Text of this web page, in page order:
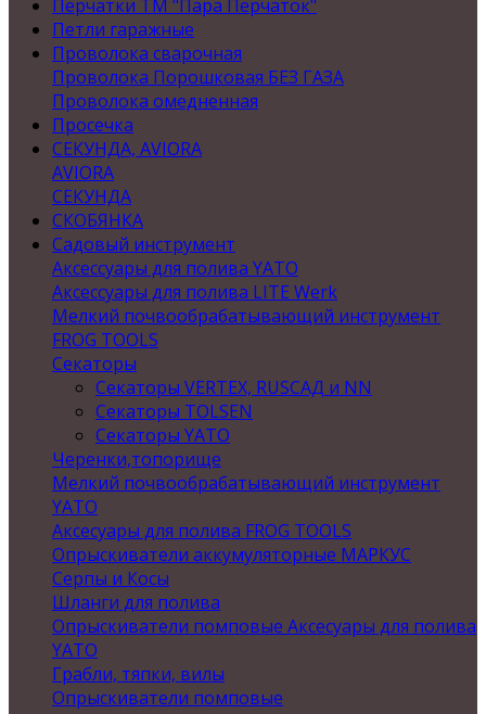
Перчатки ТМ "Пара Перчаток"
Петли гаражные
Проволока сварочная
Проволока Порошковая БЕЗ ГАЗА
Проволока омедненная
Просечка
СЕКУНДА, AVIORA
AVIORA
СЕКУНДА
СКОБЯНКА
Садовый инструмент
Аксессуары для полива YATO
Аксессуары для полива LITE Werk
Мелкий почвообрабатывающий инструмент
FROG TOOLS
Секаторы
Секаторы VERTEX, RUSСАД и NN
Секаторы TOLSEN
Секаторы YATO
Черенки,топорище
Мелкий почвообрабатывающий инструмент
YATO
Аксесуары для полива FROG TOOLS
Опрыскиватели аккумуляторные МАРКУС
Серпы и Косы
Шланги для полива
Опрыскиватели помповые Аксесуары для полива
YATO
Грабли, тяпки, вилы
Опрыскиватели помповые